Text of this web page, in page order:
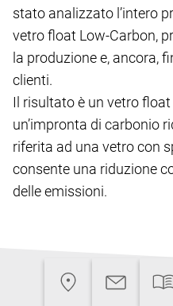
stato analizzato l’intero
vetro float Low-Carbon,
la produzione e, ancora,
clienti.
Il risultato è un vetro
un’impronta di carbonio
riferita ad una vetro con
consente una riduzione
delle emissioni.